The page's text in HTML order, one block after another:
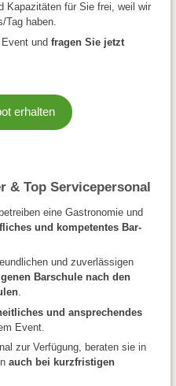
Kapazitäten für Sie frei, weil wir
Tag haben.
und fragen Sie jetzt
erhalten
& Top Servicepersonal
eine Gastronomie und
und kompetentes Bar-
und zuverlässigen
Barschule nach den
.
und ansprechendes
Event.
zur Verfügung, beraten sie in
auch bei kurzfristigen